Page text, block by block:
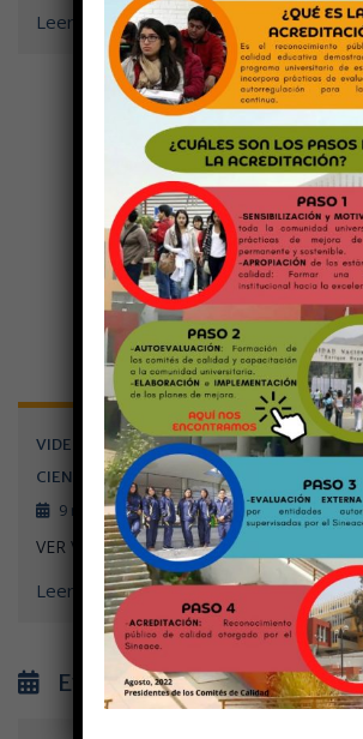
Leer más
VIDEO ANIVERSARIO 30 BODAS DE PERLA –
CIENCIAS SOCIALES Y HUMANIDADES
9 noviembre, 2023
VER VIDEO
Leer más
Eventos